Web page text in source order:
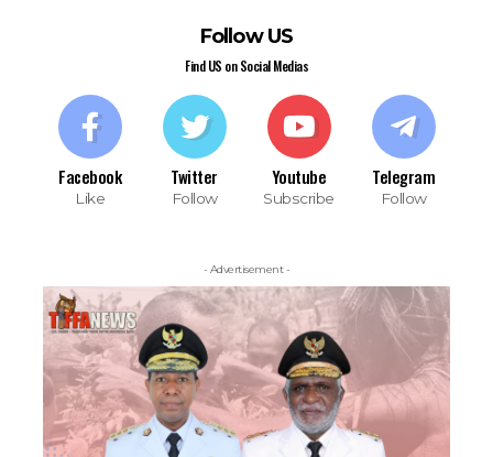
Follow US
Find US on Social Medias
Facebook
Like
Twitter
Follow
Youtube
Subscribe
Telegram
Follow
- Advertisement -